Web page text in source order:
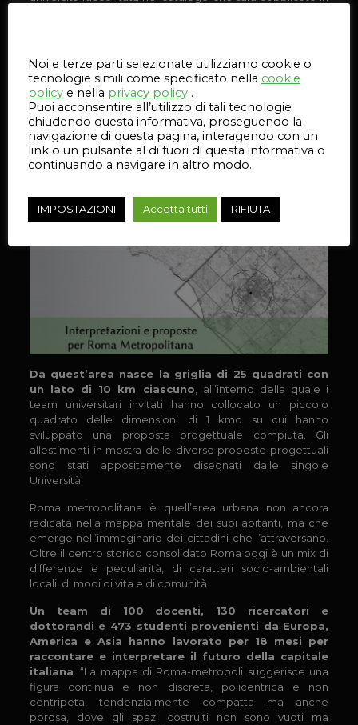
La mostra raccoglie e presenta i risultati del workshop
internazionale promosso dall’Assessorato alla
Trasformazione Urbana del Comune di Roma e
dal MAXXI, raccontandone l’intero processo. Illaboratorio
è promosso dall’Assessorato alla Trasformazione Urbana
di Roma Capitale e dalla Fondazione MAXXI con MAXXI
Architettura con il sostegno diBNP Paribas Real
Da quest’area nasce la griglia di 25 quadrati con
un lato di 10 km ciascuno, all’interno della quale i
team universitari invitati hanno collocato un piccolo
quadrato delle dimensioni di 1 kmq su cui hanno
sviluppato una proposta progettuale compiuta. Gli
allestimenti in mostra delle diverse proposte progettuali
sono stati appositamente disegnati dalle singole
Università.
Roma metropolitana è quell’area urbana non ancora
radicata nella mappa mentale dei suoi abitanti, ma che
emerge nell’immaginario dei cittadini che l’attraversano.
Oltre il centro storico consolidato Roma oggi è un mix di
differenze e peculiarità, di caratteri socio-ambientali
locali, di modi di vita e di comunità.
Un team di 100 docenti, 130 ricercatori e
dottorandi e 473 studenti provenienti da Europa,
America e Asia hanno lavorato per 18 mesi per
raccontare e interpretare il futuro della capitale
italiana. “La mappa di Roma-metropoli suggerisce una
figura continua e non discreta, policentrica e non
centripeta, tendenzialmente compatta ma anche
porosa, dove gli spazi costruiti non sono vuoti ma
Noi e terze parti selezionate utilizziamo cookie o
tecnologie simili come specificato nella cookie
policy e nella privacy policy .
Puoi acconsentire all’utilizzo di tali tecnologie
chiudendo questa informativa, proseguendo la
navigazione di questa pagina, interagendo con un
link o un pulsante al di fuori di questa informativa o
continuando a navigare in altro modo.
IMPOSTAZIONI Accetta tutti RIFIUTA